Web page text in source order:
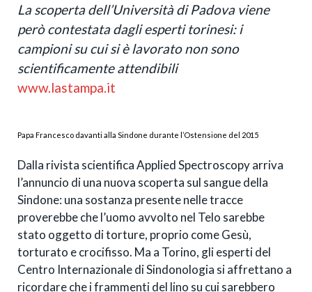
La scoperta dell’Università di Padova viene
però contestata dagli esperti torinesi: i
campioni su cui si è lavorato non sono
scientificamente attendibili
www.lastampa.it
Papa Francesco davanti alla Sindone durante l’Ostensione del 2015
Dalla rivista scientifica Applied Spectroscopy arriva
l’annuncio di una nuova scoperta sul sangue della
Sindone: una sostanza presente nelle tracce
proverebbe che l’uomo avvolto nel Telo sarebbe
stato oggetto di torture, proprio come Gesù,
torturato e crocifisso. Ma a Torino, gli esperti del
Centro Internazionale di Sindonologia si affrettano a
ricordare che i frammenti del lino su cui sarebbero